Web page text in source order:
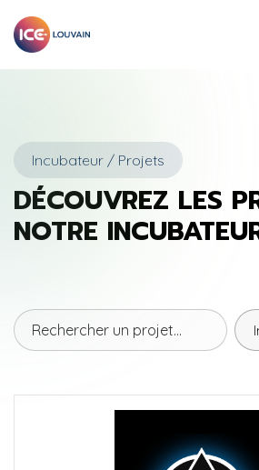
Incubateur / Projets
DÉCOUVREZ LES
NOTRE